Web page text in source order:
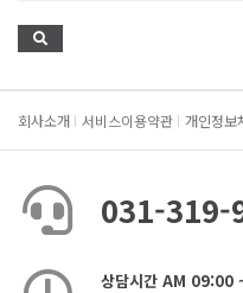
회사소개 서비스이용약관 개인정보
031-319-
상담시간 AM 09:00